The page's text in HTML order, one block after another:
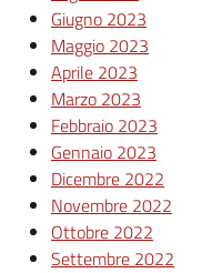
Giugno 2023
Maggio 2023
Aprile 2023
Marzo 2023
Febbraio 2023
Gennaio 2023
Dicembre 2022
Novembre 2022
Ottobre 2022
Settembre 2022